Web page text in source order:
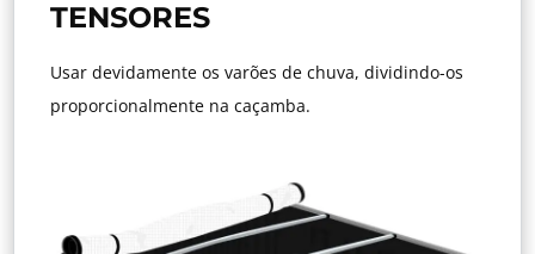
TENSORES
Usar devidamente os varões de chuva, dividindo-os
proporcionalmente na caçamba.